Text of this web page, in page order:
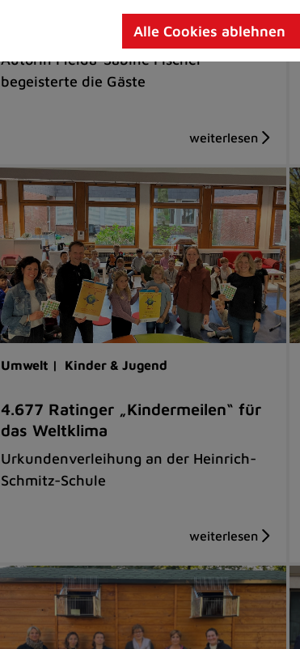
Mehrgenerationentreff
Autorin Melda-Sabine Fischer
begeisterte die Gäste
Umwelt | Kinder & Jugend
4.677 Ratinger „Kindermeilen“ für
das Weltklima
Urkundenverleihung an der Heinrich-
Schmitz-Schule
Alle Cookies ablehnen